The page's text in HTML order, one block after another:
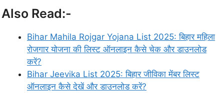
Also Read:-
Bihar Mahila Rojgar Yojana List 2025: बिहार महिला
रोजगार योजना की लिस्ट ऑनलाइन कैसे चेक और डाउनलोड
करें?
Bihar Jeevika List 2025: बिहार जीविका मेंबर लिस्ट
ऑनलाइन कैसे देखें और डाउनलोड करें?